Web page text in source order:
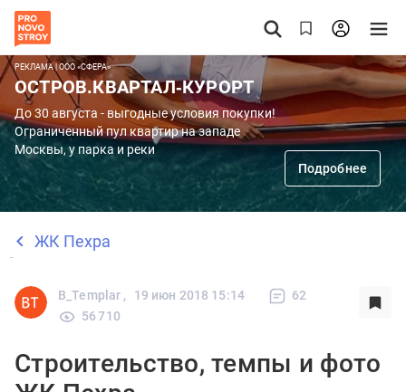
РЕКЛАМА | ООО «СФЕРА»
ОСТРОВ.КВАРТАЛ-КУРОРТ
До 30 августа - выгодные условия покупки!
Ограниченный пул квартир на западе
Москвы, у парка и реки
Подробнее
ЖК Пехра
B_Templar , 19 июн 2018 15:14
62
56 710
Строительство, темпы и фото